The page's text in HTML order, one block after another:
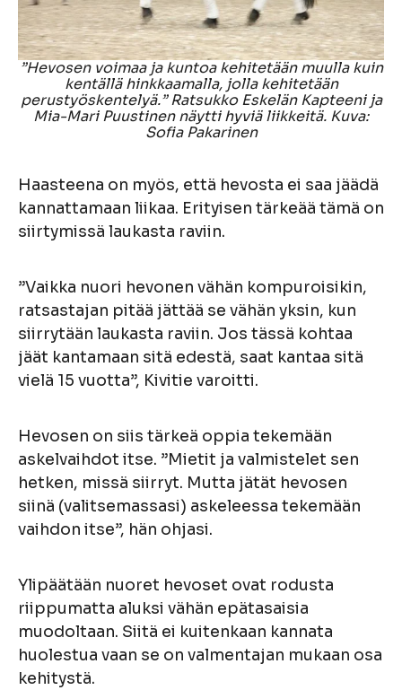
”Hevosen voimaa ja kuntoa kehitetään muulla kuin
kentällä hinkkaamalla, jolla kehitetään
perustyöskentelyä.” Ratsukko Eskelän Kapteeni ja
Mia-Mari Puustinen näytti hyviä liikkeitä. Kuva:
Sofia Pakarinen
Haasteena on myös, että hevosta ei saa jäädä
kannattamaan liikaa. Erityisen tärkeää tämä on
siirtymissä laukasta raviin.
”Vaikka nuori hevonen vähän kompuroisikin,
ratsastajan pitää jättää se vähän yksin, kun
siirrytään laukasta raviin. Jos tässä kohtaa
jäät kantamaan sitä edestä, saat kantaa sitä
vielä 15 vuotta”, Kivitie varoitti.
Hevosen on siis tärkeä oppia tekemään
askelvaihdot itse. ”Mietit ja valmistelet sen
hetken, missä siirryt. Mutta jätät hevosen
siinä (valitsemassasi) askeleessa tekemään
vaihdon itse”, hän ohjasi.
Ylipäätään nuoret hevoset ovat rodusta
riippumatta aluksi vähän epätasaisia
muodoltaan. Siitä ei kuitenkaan kannata
huolestua vaan se on valmentajan mukaan osa
kehitystä.